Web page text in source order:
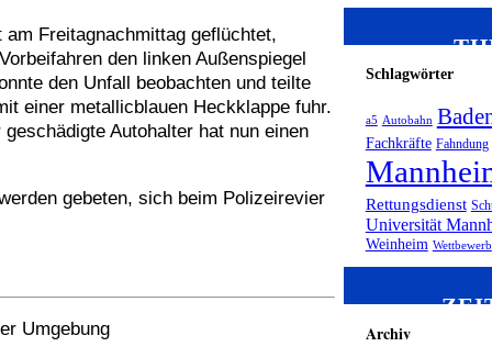
Freitagnachmittag geflüchtet,
den linken Außenspiegel
den Unfall beobachten und teilte
einer metallicblauen Heckklappe fuhr.
Autohalter hat nun einen
gebeten, sich beim Polizeirevier
Umgebung
Schlagwörter
a5 Autobahn
Fachkräfte Fahndung
Rettungsdienst
Universität
Weinheim Wettbewerb
Archiv